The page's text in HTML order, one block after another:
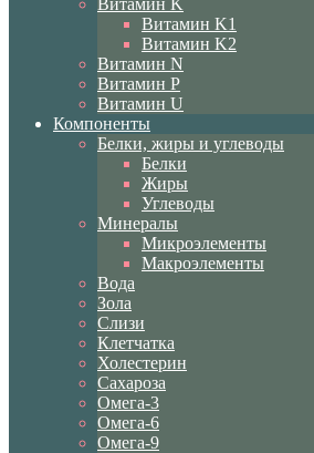
Витамин K
Витамин K1
Витамин K2
Витамин N
Витамин P
Витамин U
Компоненты
Белки, жиры и углеводы
Белки
Жиры
Углеводы
Минералы
Микроэлементы
Макроэлементы
Вода
Зола
Слизи
Клетчатка
Холестерин
Сахароза
Омега-3
Омега-6
Омега-9